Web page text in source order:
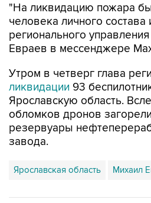
"На ликвидацию пожара
человека личного состава
регионального
Евраев в мессенджере
Утром в четверг глава
ликвидации 93
Ярославскую область.
обломков дронов
резервуары
завода.
Ярославская область Михаил